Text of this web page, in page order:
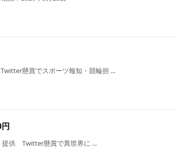
懸賞でスポーツ報知・競輪担 ...
供 Twitter懸賞で異世界に ...